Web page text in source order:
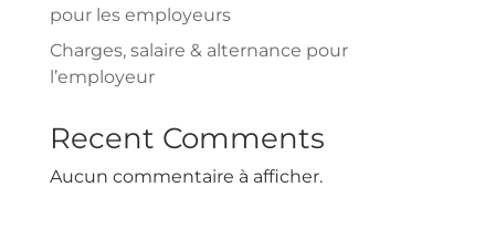
pour les employeurs
Charges, salaire & alternance pour
l’employeur
Recent Comments
Aucun commentaire à afficher.